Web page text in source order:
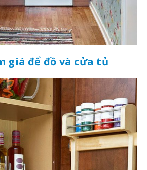
giá để đồ và cửa tủ